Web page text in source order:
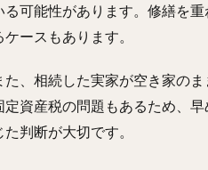
る可能性があります。修繕を
ケースもあります。
た、相続した実家が空き家の
定資産税の問題もあるため、
た判断が大切です。